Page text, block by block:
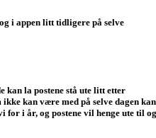
i appen litt tidligere på selve
la postene stå ute litt etter
kan være med på selve dagen kan
for i år, og postene vil henge ute til og